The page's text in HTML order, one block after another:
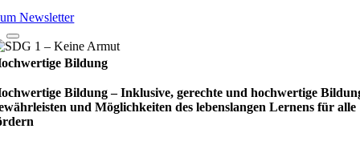
Newsletter
Bildung
Bildung – Inklusive, gerechte und hochwertige
und Möglichkeiten des lebenslangen Lernens für alle